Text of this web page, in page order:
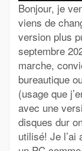
Bonjour, je
viens de
version plus
septembre
marche,
bureautique
(usage que
avec une
disques dur
utilisé! Je l’ai